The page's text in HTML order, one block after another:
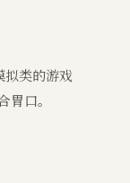
拟类的游戏
口。